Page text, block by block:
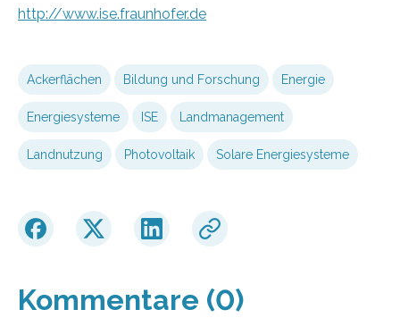
http://www.ise.fraunhofer.de
Ackerflächen Bildung und Forschung Energie
Energiesysteme ISE Landmanagement
Landnutzung Photovoltaik Solare Energiesysteme
Kommentare (0)